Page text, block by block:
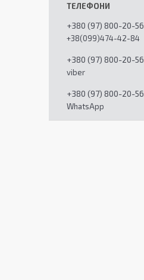
+380 (97) 800-20-56
+38(099)474-42-84
+380 (97) 800-20-56
viber
+380 (97) 800-20-56
WhatsApp